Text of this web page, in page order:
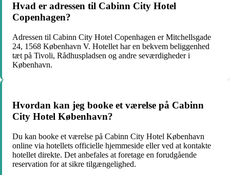
Hvad er adressen til Cabinn City Hotel
Copenhagen?
Adressen til Cabinn City Hotel Copenhagen er Mitchellsgade
24, 1568 København V. Hotellet har en bekvem beliggenhed
tæt på Tivoli, Rådhuspladsen og andre seværdigheder i
København.
Hvordan kan jeg booke et værelse på Cabinn
City Hotel København?
Du kan booke et værelse på Cabinn City Hotel København
online via hotellets officielle hjemmeside eller ved at kontakte
hotellet direkte. Det anbefales at foretage en forudgående
reservation for at sikre tilgængelighed.